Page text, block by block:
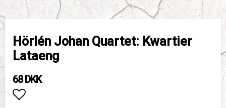
Hörlén Johan Quartet: Kwartier
Lataeng
68 DKK